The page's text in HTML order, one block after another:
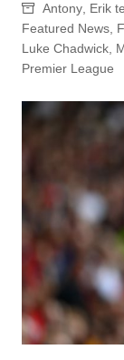
Antony, Erik
Featured News,
Luke Chadwick,
Premier League